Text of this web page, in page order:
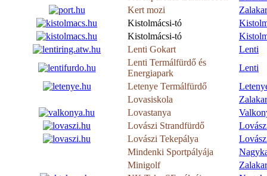
Kert mozi
Kistolmácsi-tó
Kistolmácsi-tó
Lenti Gokart
Lenti
Lenti Termálfürdő és
Energiapark
Lenti
Letenye Termálfürdő
Lovasiskola
Lovastanya
Lovászi Strandfürdő
Lovászi Tekepálya
Mindenki Sportpályája
Minigolf